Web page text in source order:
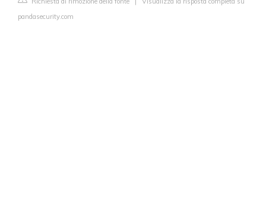
pandasecurity.com